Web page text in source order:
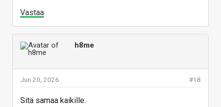
Vastaa
h8me
#18
Jun 20, 2026
Sitä samaa kaikille.